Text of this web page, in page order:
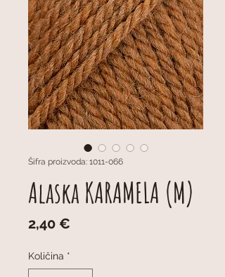
Šifra proizvoda: 1011-066
Alaska KARAMELA (M)
2,40 €
Količina *